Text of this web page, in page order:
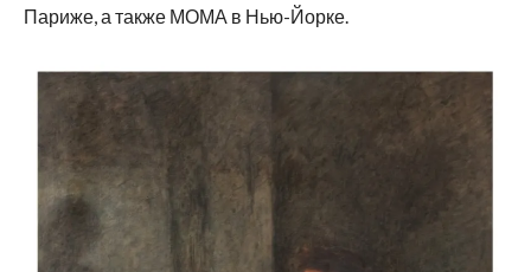
Париже, а также МОМА в Нью-Йорке.